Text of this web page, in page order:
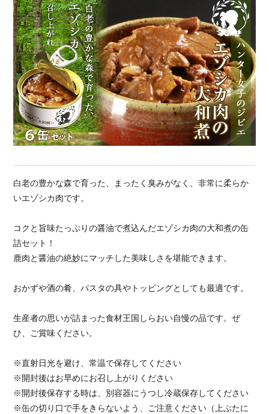
白老の豊かな森で育った、まったく臭みがなく、非常に柔らか
いエゾシカ肉です。
コクと旨味たっぷりの醤油で煮込んだエゾシカ肉の大和煮の缶
詰セット！
鹿肉と醤油の絶妙にマッチした美味しさを堪能できます。
おかずや酒の肴、パスタの具やトッピングとしても最適です。
生産者の思いが詰まった食材王国しらおい自慢の品です。ぜ
ひ、ご賞味ください。
※直射日光を避け、常温で保存してください
※開封後はお早めにお召し上がりください
※開封後保存する時は、別容器にうつし冷蔵保存してください
※缶の切り口で手をきらないよう、ご注意ください（上ぶたに